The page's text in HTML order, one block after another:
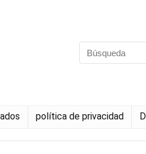
política de privacidad